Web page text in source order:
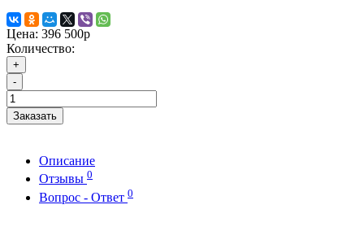
Цена: 396 500р
Количество:
+
-
Заказать
Описание
Отзывы 0
Вопрос - Ответ 0